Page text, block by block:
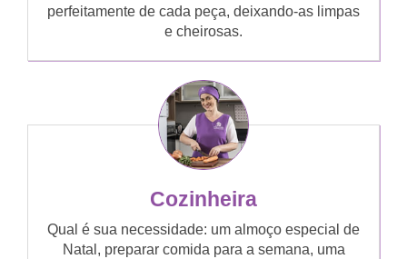
perfeitamente de cada peça, deixando-as limpas
e cheirosas.
Cozinheira
Qual é sua necessidade: um almoço especial de
Natal, preparar comida para a semana, uma